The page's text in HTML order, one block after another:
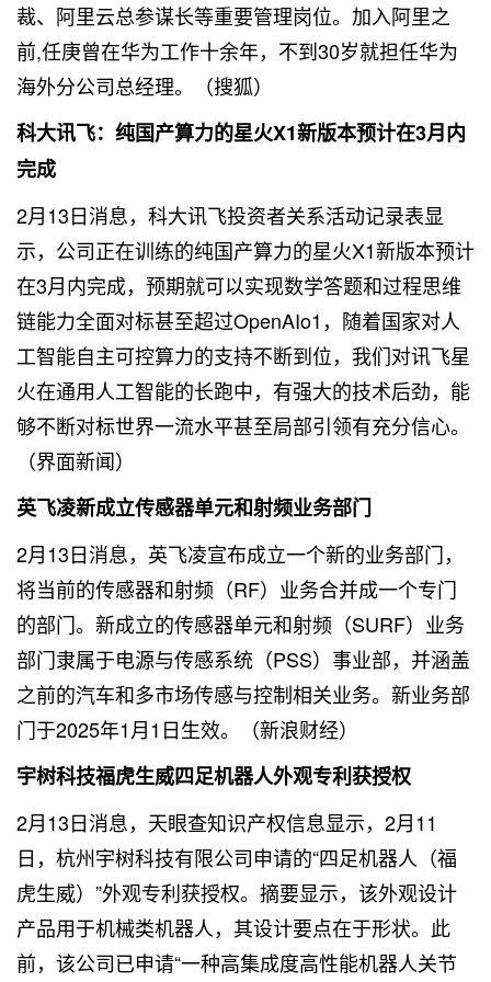
裁、阿里云总参谋长等重要管理岗位。加入阿里之
前,任庚曾在华为工作十余年，不到30岁就担任华为
海外分公司总经理。（搜狐）
科大讯飞：纯国产算力的星火X1新版本预计在3月内
完成
2月13日消息，科大讯飞投资者关系活动记录表显
示，公司正在训练的纯国产算力的星火X1新版本预计
在3月内完成，预期就可以实现数学答题和过程思维
链能力全面对标甚至超过OpenAIo1，随着国家对人
工智能自主可控算力的支持不断到位，我们对讯飞星
火在通用人工智能的长跑中，有强大的技术后劲，能
够不断对标世界一流水平甚至局部引领有充分信心。
（界面新闻）
英飞凌新成立传感器单元和射频业务部门
2月13日消息，英飞凌宣布成立一个新的业务部门，
将当前的传感器和射频（RF）业务合并成一个专门
的部门。新成立的传感器单元和射频（SURF）业务
部门隶属于电源与传感系统（PSS）事业部，并涵盖
之前的汽车和多市场传感与控制相关业务。新业务部
门于2025年1月1日生效。（新浪财经）
宇树科技福虎生威四足机器人外观专利获授权
2月13日消息，天眼查知识产权信息显示，2月11
日，杭州宇树科技有限公司申请的“四足机器人（福
虎生威）”外观专利获授权。摘要显示，该外观设计
产品用于机械类机器人，其设计要点在于形状。此
前，该公司已申请“一种高集成度高性能机器人关节